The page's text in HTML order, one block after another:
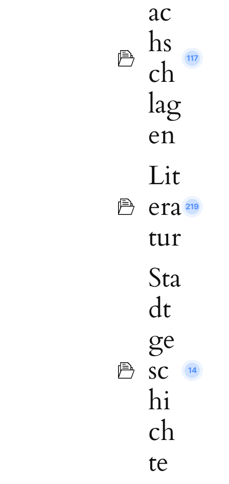
ac
hs
ch
lag
en
117
Lit
era
tur
219
Sta
dt
ge
sc
hi
ch
te
14